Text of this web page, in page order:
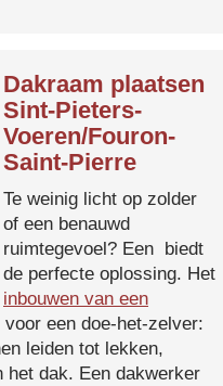
Dakraam plaatsen
Sint-Pieters-
Voeren/Fouron-
Saint-Pierre
Te weinig licht op zolder
of een benauwd
ruimtegevoel? Een biedt
de perfecte oplossing. Het
inbouwen van een
een doe-het-zelver:
leiden tot lekken,
het dak. Een dakwerker